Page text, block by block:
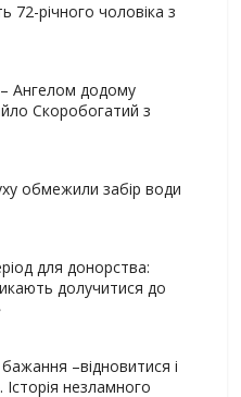
72-річного чоловіка з
Ангелом додому
Скоробогатий з
обмежили забір води
для донорства:
долучитися до
–відновитися і
незламного